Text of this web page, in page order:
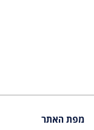
מפת האתר